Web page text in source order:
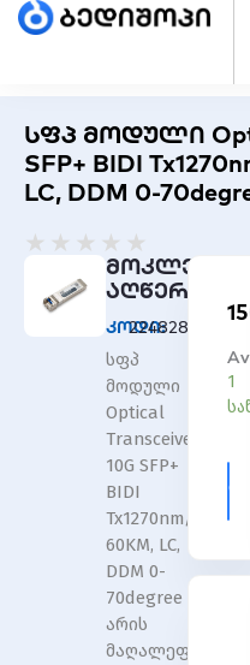
სფპ მოდული
SFP+ BIDI
LC, DDM 0-
★ ★ ★ ★ ★
0
out
5
მოკლე
აღწერა
კოდი:
სფპ
მოდული
Optical
Transceiver
10G SFP+
BIDI
Tx1270nm/
60KM, LC,
DDM 0-
70degree
არის
მაღალეფექტური
1სფპ
BIDI